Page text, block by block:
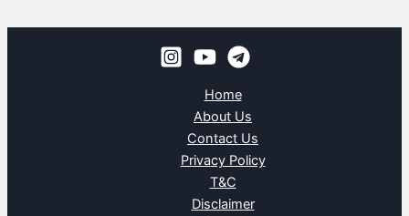
Home
About Us
Contact Us
Privacy Policy
T&C
Disclaimer